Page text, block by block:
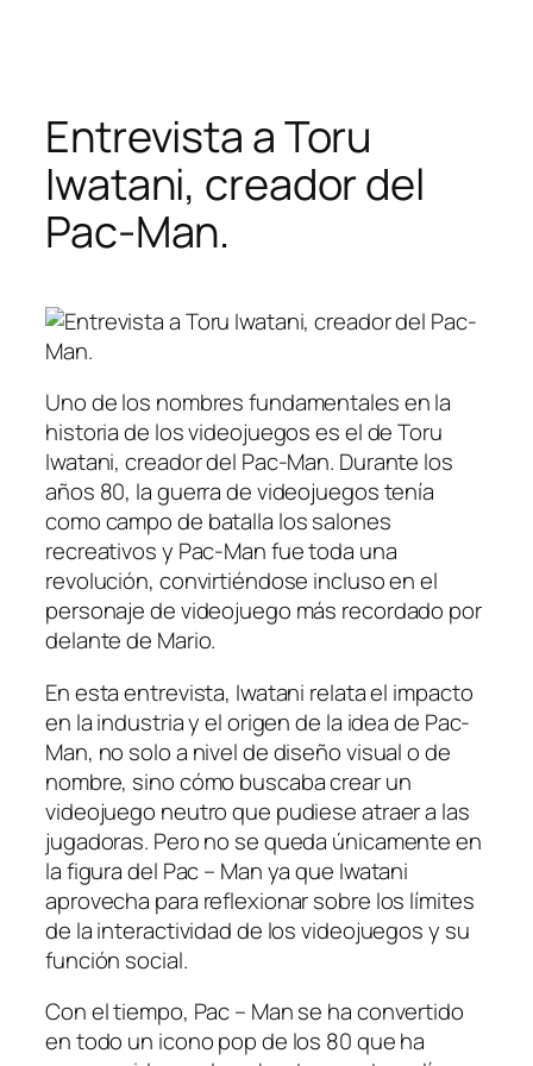
Entrevista a Toru
Iwatani, creador del
Pac-Man.
Uno de los nombres fundamentales en la
historia de los videojuegos es el de Toru
Iwatani, creador del Pac-Man. Durante los
años 80, la guerra de videojuegos tenía
como campo de batalla los salones
recreativos y Pac-Man fue toda una
revolución, convirtiéndose incluso en el
personaje de videojuego más recordado por
delante de Mario.
En esta entrevista, Iwatani relata el impacto
en la industria y el origen de la idea de Pac-
Man, no solo a nivel de diseño visual o de
nombre, sino cómo buscaba crear un
videojuego neutro que pudiese atraer a las
jugadoras. Pero no se queda únicamente en
la figura del Pac – Man ya que Iwatani
aprovecha para reflexionar sobre los límites
de la interactividad de los videojuegos y su
función social.
Con el tiempo, Pac – Man se ha convertido
en todo un icono pop de los 80 que ha